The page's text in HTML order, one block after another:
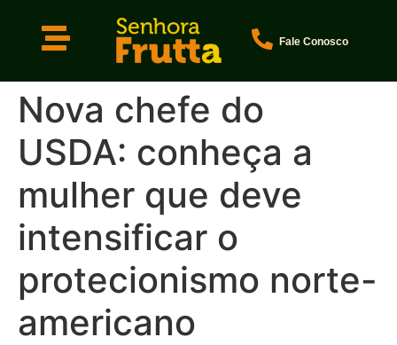
Fale Conosco
Nova chefe do
USDA: conheça a
mulher que deve
intensificar o
protecionismo norte-
americano